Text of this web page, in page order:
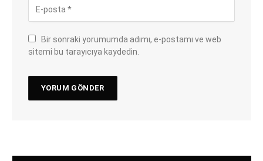
Bir sonraki yorumumda adımı, e-postamı ve web
sitemi bu tarayıcıya kaydedin.